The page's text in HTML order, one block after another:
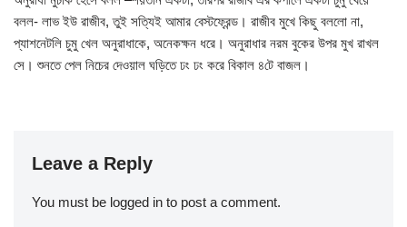
বলল- লাভ ইউ রাজীব, তুই সত্যিই আমার বেস্টফ্রেন্ড। রাজীব মুখে কিছু বললো না,
প্যাশনেটলি চুমু খেল অনুরাধাকে, অনেকক্ষন ধরে। অনুরাধার নরম বুকের উপর মুখ রাখল
সে। শুনতে পেল নিচের দেওয়াল ঘড়িতে ঢং ঢং করে বিকাল ৪টে বাজল।
Leave a Reply
You must be logged in to post a comment.